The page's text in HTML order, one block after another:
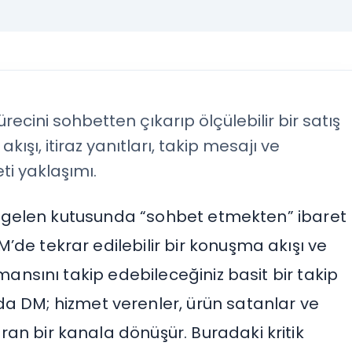
sohbetten çıkarıp ölçülebilir bir satış
itiraz yanıtları, takip mesajı ve
yaklaşımı.
kutusunda “sohbet etmekten” ibaret
tekrar edilebilir bir konuşma akışı ve
takip edebileceğiniz basit bir takip
DM; hizmet verenler, ürün satanlar ve
bir kanala dönüşür. Buradaki kritik